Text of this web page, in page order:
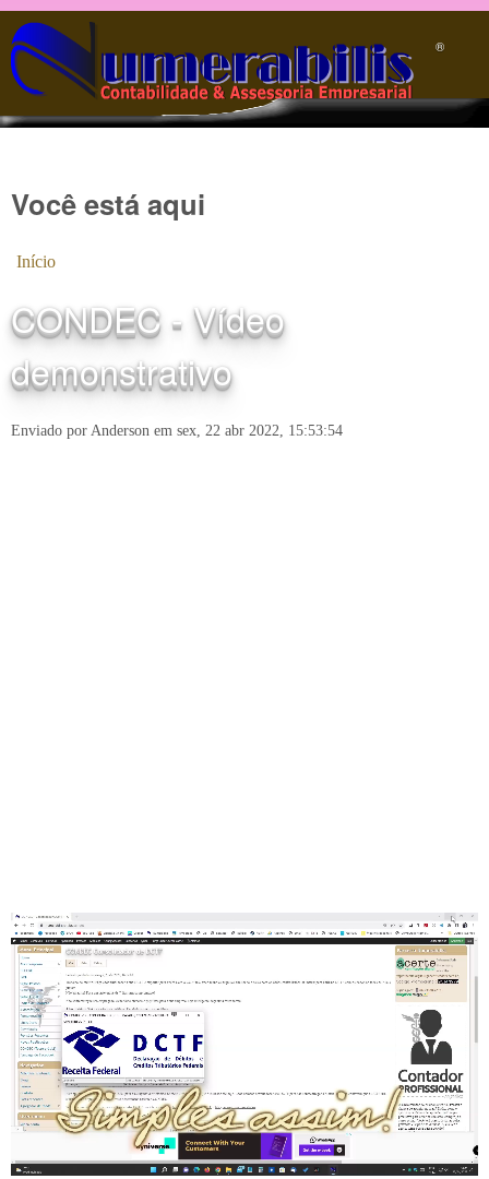
Pular para o conteúdo principal
®️
Você está aqui
Início
CONDEC - Vídeo
demonstrativo
Enviado por Anderson em sex, 22 abr 2022, 15:53:54